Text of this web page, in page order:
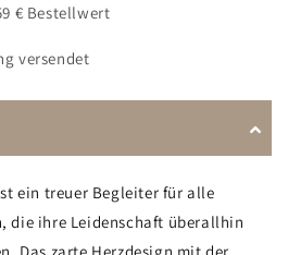
€ Bestellwert
versendet
ein treuer Begleiter für alle
die ihre Leidenschaft überallhin
Das zarte Herzdesign mit der